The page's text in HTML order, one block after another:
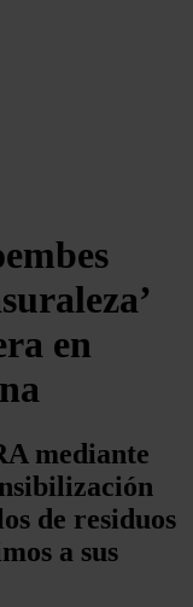
en
mediante
de residuos
a sus